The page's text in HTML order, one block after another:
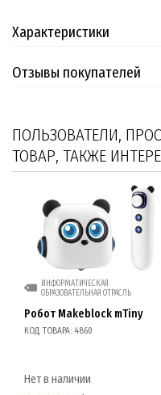
Характеристики
Отзывы покупателей
ПОЛЬЗОВАТЕЛИ,
ТОВАР, ТАКЖЕ
ИНФОРМАТИЧЕСКАЯ
ОБРАЗОВАТЕЛЬНАЯ ОТРАСЛЬ
Робот Makeblock mTiny
КОД ТОВАРА: 4860
Нет в наличии